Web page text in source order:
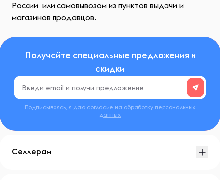
России или самовывозом из пунктов выдачи и
магазинов продавцов.
Получайте специальные предложения и
скидки
Подписываясь, я даю согласие на обработку персональных
данных
Селлерам